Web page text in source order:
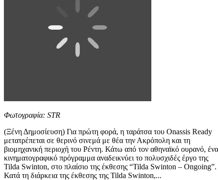
Φωτογραφία: STR
(Ξένη Δημοσίευση) Για πρώτη φορά, η ταράτσα του Onassis Ready
μετατρέπεται σε θερινό σινεμά με θέα την Ακρόπολη και τη
βιομηχανική περιοχή του Ρέντη. Κάτω από τον αθηναϊκό ουρανό, ένα
κινηματογραφικό πρόγραμμα αναδεικνύει το πολυσχιδές έργο της
Tilda Swinton, στο πλαίσιο της έκθεσης “Tilda Swinton – Ongoing”.
Κατά τη διάρκεια της έκθεσης της Tilda Swinton,...